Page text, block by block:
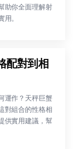
助你全面理解射
。
配對到相
運作？天秤巨蟹
對組合的性格相
供實用建議，幫